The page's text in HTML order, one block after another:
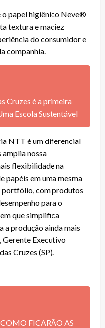
o papel higiênico Neve®
textura e maciez
do consumidor e
companhia.
Cruzes é a primeira
Escola Sustentável
NTT é um diferencial
amplia nossa
flexibilidade na
papéis em uma mesma
portfólio, com produtos
para o
que simplifica
a produção ainda mais
Gerente Executivo
Cruzes (SP).
FICARÃO AS